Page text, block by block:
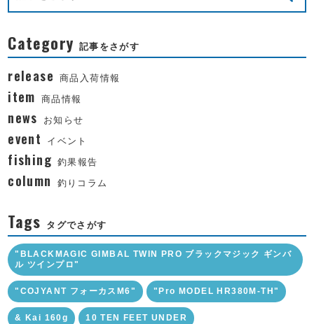
Category 記事をさがす
release 商品入荷情報
item 商品情報
news お知らせ
event イベント
fishing 釣果報告
column 釣りコラム
Tags タグでさがす
"BLACKMAGIC GIMBAL TWIN PRO ブラックマジック ギンバ
ル ツインプロ"
"COJYANT フォーカスM6" "Pro MODEL HR380M-TH"
& Kai 160g 10 TEN FEET UNDER